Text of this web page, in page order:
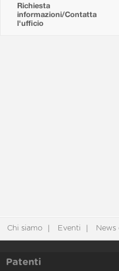
Richiesta
informazioni/Contatta
l'ufficio
Chi siamo Eventi News
Patenti